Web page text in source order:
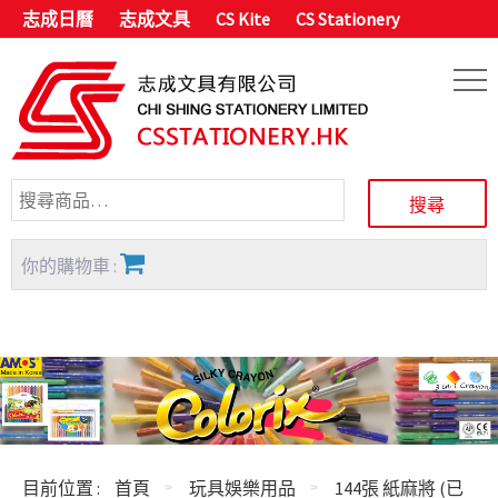
志成日曆 志成文具 CS Kite CS Stationery
你的購物車 :
目前位置 : 首頁 玩具娛樂用品 144張 紙麻將 (已